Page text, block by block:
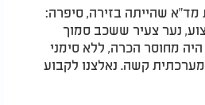
מד"א שהייתה בזירה, סיפרה:
נער צעיר ששכב סמוך
מחוסר הכרה, ללא סימני
קשה. נאלצנו לקבוע